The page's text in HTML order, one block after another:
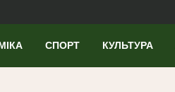
СПОРТ КУЛЬТУРА